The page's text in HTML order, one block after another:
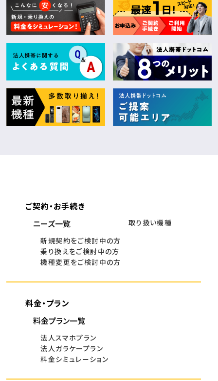
ご契約・お手続き
ニーズ一覧
新規契約をご検討中の方
乗り換えをご検討中の方
機種変更をご検討中の方
取り扱い機種
料金・プラン
料金プラン一覧
法人スマホプラン
法人ガラケープラン
料金シミュレーション